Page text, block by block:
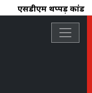
एसडीएम थप्पड़ कांड :